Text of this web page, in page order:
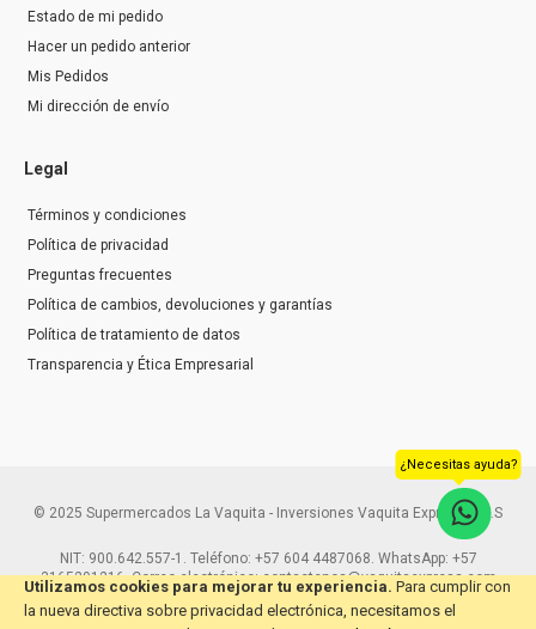
Utilizamos cookies para mejorar tu experiencia. Para cumplir con
la nueva directiva sobre privacidad electrónica, necesitamos el
Estado de mi pedido
Hacer un pedido anterior
Mis Pedidos
Mi dirección de envío
Legal
Términos y condiciones
Política de privacidad
Preguntas frecuentes
Política de cambios, devoluciones y garantías
Política de tratamiento de datos
Transparencia y Ética Empresarial
© 2025 Supermercados La Vaquita - Inversiones Vaquita Express S.A.S
NIT: 900.642.557-1. Teléfono: +57 604 4487068. WhatsApp: +57
3165291216. Correo electrónico: contactenos@vaquitaexpress.com
¿Necesitas ayuda?